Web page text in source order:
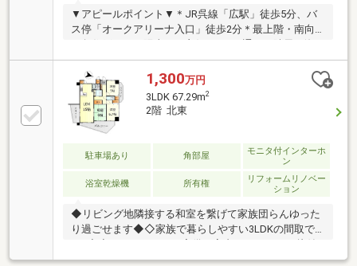
▼アピールポイント▼＊JR呉線「広駅」徒歩5分、バ
ス停「オークアリーナ入口」徒歩2分＊最上階・南向
き角住戸につき陽当たり良好＊1日を通して陸風や海
風が吹く、風通しの良い住まい＊広いバルコニーの日
陰で夏は涼しく、南向きの立地で冬は暖かく過ごせま
す＊北側に広公園、南側に呉港を一望できるパノラマ
ビュー！＊広公園を一望できるので、お子様の遊ぶ姿
をお部屋から見守れます＊約14坪超の広いバルコニー
は家族の憩いの場として、趣味の場として活躍＊窓の
開口が大きく、室内からも眺望が楽しめる開放的なリ
ビング＊一人一部屋が叶う4LDKの広々とした間取り
1,300万円
3LDK 67.29m2
2階 北東
駐車場あり 角部屋
モニタ付インターホ
ン
浴室乾燥機 所有権
リフォームリノベー
ション
◆リビング地隣接する和室を繋げて家族団らんゆった
り過ごせます◆◇家族で暮らしやすい3LDKの間取で
す♪◇◆トランクルーム完備で室内がスッキリと片付
きます◆◇広駅徒歩5分で通勤・通学に便利です◇◆